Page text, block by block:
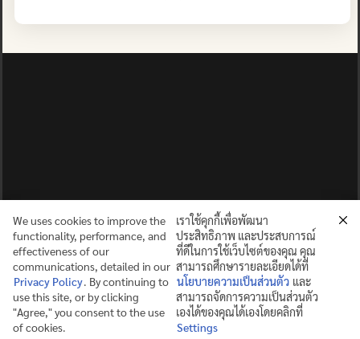
ปญฺญาย ปริสุชฺฌติ (คนย่อมบริสุทธิ์ด้วยปัญญา)
©2025 MAHIDOL WITTAYANUSORN SCHOOL. ALL RIGHTS
We uses cookies to improve the
functionality, performance, and
effectiveness of our
communications, detailed in our
Privacy Policy. By continuing to
use this site, or by clicking
"Agree," you consent to the use
of cookies.
เราใช้คุกกี้เพื่อพัฒนา
ประสิทธิภาพ และประสบการณ์
ที่ดีในการใช้เว็บไซต์ของคุณ คุณ
สามารถศึกษารายละเอียดได้ที่
นโยบายความเป็นส่วนตัว และ
สามารถจัดการความเป็นส่วนตัว
เองได้ของคุณได้เองโดยคลิกที่
Settings